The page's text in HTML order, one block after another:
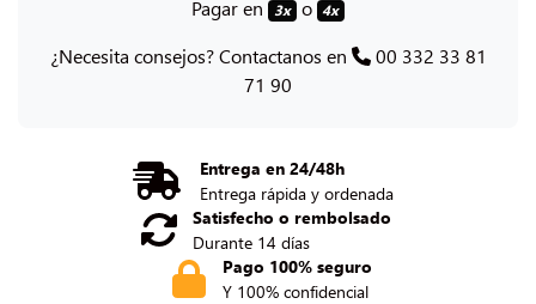
Pagar en 3x o 4x
¿Necesita consejos? Contactanos en
00 332 33 81
71 90
Entrega en 24/48h
Entrega rápida y ordenada
Satisfecho o rembolsado
Durante 14 días
Pago 100% seguro
Y 100% confidencial